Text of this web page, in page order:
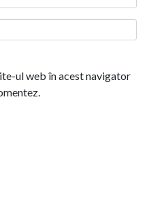
ul web în acest navigator